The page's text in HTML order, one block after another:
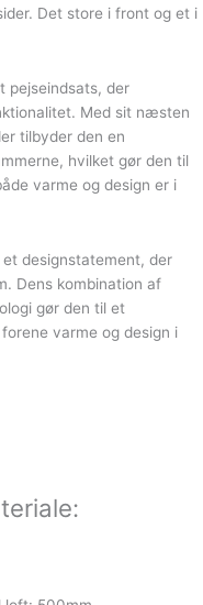
Det store i front og et i
pejseindsats, der
Med sit næsten
tilbyder den en
hvilket gør den til
varme og design er i
designstatement, der
Dens kombination af
gør den til et
varme og design i